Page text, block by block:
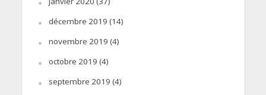
décembre 2019 (14)
novembre 2019 (4)
octobre 2019 (4)
septembre 2019 (4)